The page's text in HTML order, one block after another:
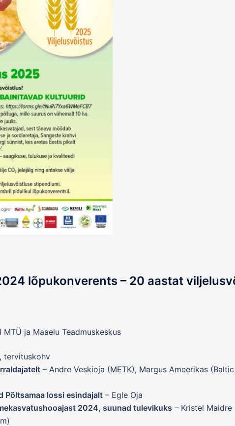
lõpukonverents – 20 aastat
ja Maaelu Teadmuskeskus
tervituskohv
– Andre Veskioja (METK), Margus Ameerikas
Põltsamaa lossi esindajalt – Egle Oja
2024, suunad tulevikuks – Kristel Maidre